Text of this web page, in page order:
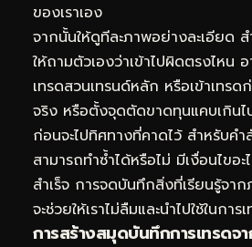
ของเราเอง
จากนั้นให้ดูทีละภาพอย่างละเอียด
ให้ถามตัวเองว่าเข้าไปผิดตรงไหน อ
เทรดสวนเทรนด์หลัก หรือเข้าเทรด
จริง หรือตั้งจุดตัดขาดทุนแคบเกินไ
ก่อนจะไปทิศทางที่คาดไว้ สำหรับคำ
สามารถทำซ้ำได้หรือไม่ มีเงื่อนไขอะ
สำเร็จ การจดบันทึกสิ่งที่เรียนรู้จา
จะช่วยให้เราไม่ลืมและนำไปใช้ในกา
การสร้างสมุดบันทึกการเทรดจ